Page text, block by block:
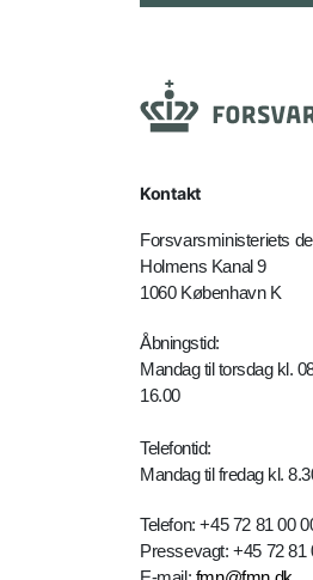
Kontakt
Forsvarsministeriets
Holmens Kanal 9
1060 København K
Åbningstid:
Mandag til torsdag kl.
16.00
Telefontid:
Mandag til fredag kl.
Telefon: +45 72 81 00
Pressevagt: +45 72 81